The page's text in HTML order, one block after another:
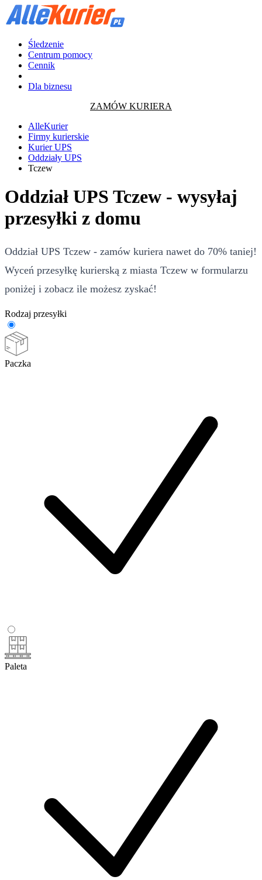
Śledzenie
Centrum pomocy
Cennik
Dla biznesu
ZAMÓW KURIERA
AlleKurier
Firmy kurierskie
Kurier UPS
Oddziały UPS
Tczew
Oddział UPS Tczew - wysyłaj
przesyłki z domu
Oddział UPS Tczew - zamów kuriera nawet do 70% taniej!
Wyceń przesyłkę kurierską z miasta Tczew w formularzu
poniżej i zobacz ile możesz zyskać!
Rodzaj przesyłki
Paczka
Paleta